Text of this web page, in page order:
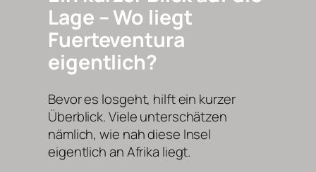
Lage – Wo liegt
Fuerteventura
eigentlich?
Bevor es losgeht, hilft ein kurzer
Überblick. Viele unterschätzen
nämlich, wie nah diese Insel
eigentlich an Afrika liegt.